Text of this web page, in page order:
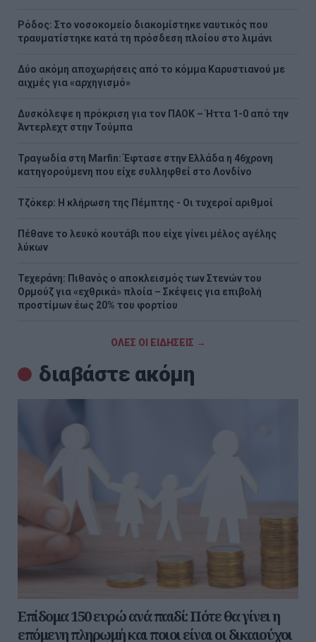
Ρόδος: Στο νοσοκομείο διακομίστηκε ναυτικός που
τραυματίστηκε κατά τη πρόσδεση πλοίου στο λιμάνι
Δύο ακόμη αποχωρήσεις από το κόμμα Καρυστιανού με
αιχμές για «αρχηγισμό»
Δυσκόλεψε η πρόκριση για τον ΠΑΟΚ – Ήττα 1-0 από την
Άντερλεχτ στην Τούμπα
Τραγωδία στη Marfin: Έφτασε στην Ελλάδα η 46χρονη
κατηγορούμενη που είχε συλληφθεί στο Λονδίνο
Τζόκερ: Η κλήρωση της Πέμπτης - Οι τυχεροί αριθμοί
Πέθανε το λευκό κουτάβι που είχε γίνει μέλος αγέλης
λύκων
Τεχεράνη: Πιθανός ο αποκλεισμός των Στενών του
Ορμούζ για «εχθρικά» πλοία – Σκέψεις για επιβολή
προστίμων έως 20% του φορτίου
ΟΛΕΣ ΟΙ ΕΙΔΗΣΕΙΣ →
διαβάστε ακόμη
Επίδομα 150 ευρώ ανά παιδί: Πότε θα γίνει η
επόμενη πληρωμή και ποιοι είναι οι δικαιούχοι